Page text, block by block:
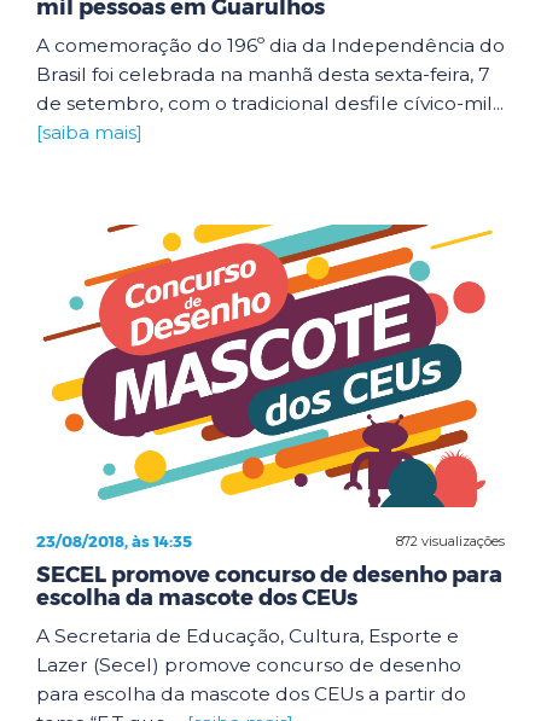
mil pessoas em Guarulhos
A comemoração do 196º dia da Independência do
Brasil foi celebrada na manhã desta sexta-feira, 7
de setembro, com o tradicional desfile cívico-mil...
[saiba mais]
872 visualizações
23/08/2018, às 14:35
SECEL promove concurso de desenho para
escolha da mascote dos CEUs
A Secretaria de Educação, Cultura, Esporte e
Lazer (Secel) promove concurso de desenho
para escolha da mascote dos CEUs a partir do